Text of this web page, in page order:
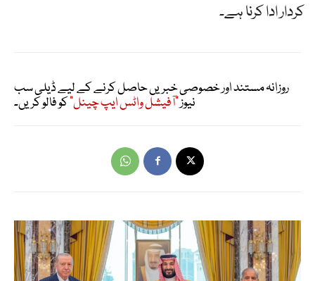
کردار ادا کرنا ہے۔
روزانہ مستند اور خصوصی خبریں حاصل کرنے کے لیے ڈیلی سب
نیوز"آفیشل واٹس ایپ چینل"کو فالو کریں۔